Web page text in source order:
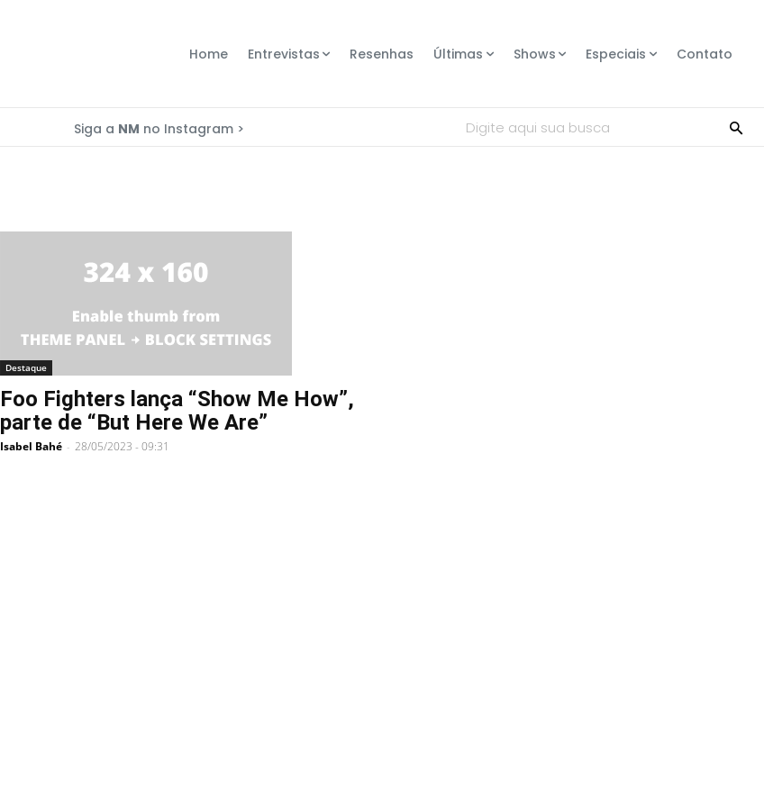
Home Entrevistas Resenhas Últimas Shows Especiais Contato
Siga a NM no Instagram > Digite aqui sua busca
Destaque
Foo Fighters lança “Show Me How”,
parte de “But Here We Are”
Isabel Bahé - 28/05/2023 - 09:31